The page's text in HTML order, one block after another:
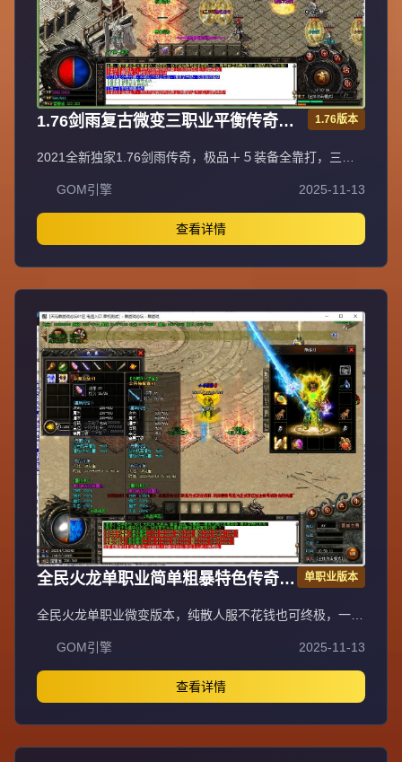
1.76剑雨复古微变三职业平衡传奇极
1.76版本
2021全新独家1.76剑雨传奇，极品＋５装备全靠打，三职
宝+100积分+1金刚石（网银赠送100%），自助充值无优惠
渠道。爆率全开装备永久保值回收，不分新区老区永不打折
掉价，BOSS爆全服装备材料。55级召2虎王、60级召2白虎
神王、65级召3白虎神王、70级召3白虎魔王、75级召3飞龙
圣兽，地图多BOSS多不抢怪。新区第二天下午合区，晚上
天多新区重金广告宣传，不乱合区保障发展，花钱有保障。
注册设密码保护防盗号，十年传奇梦回忆兄弟情，打造长期
稳定品牌大服。
GOM引擎 2025-11-13
查看详情
全民火龙单职业简单粗暴特色传奇版
单职业版本
全民火龙单职业微变版本，纯散人服不花钱也可终极，一切
值，每日人品大爆发轻松300+收入。每天稳定四区开放
（10:30 14:30 18:30 22:30），每个地图终极福利BOSS每
晚22:01刷新，首区攻沙奖励RMB 588无封顶。市场最强封
挂系统24小时接受举报，提醒设置二级密码防扫号。适度游
戏益脑，拒绝盗版，享受健康生活。
GOM引擎 2025-11-13
查看详情